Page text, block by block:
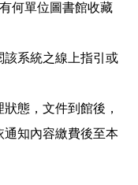
何單位圖書館收藏
該系統之線上指引或
態，文件到館後，
通知內容繳費後至本